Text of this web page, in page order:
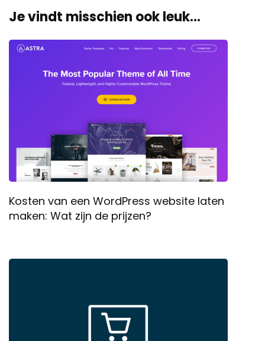
Je vindt misschien ook leuk...
Kosten van een WordPress website laten
maken: Wat zijn de prijzen?